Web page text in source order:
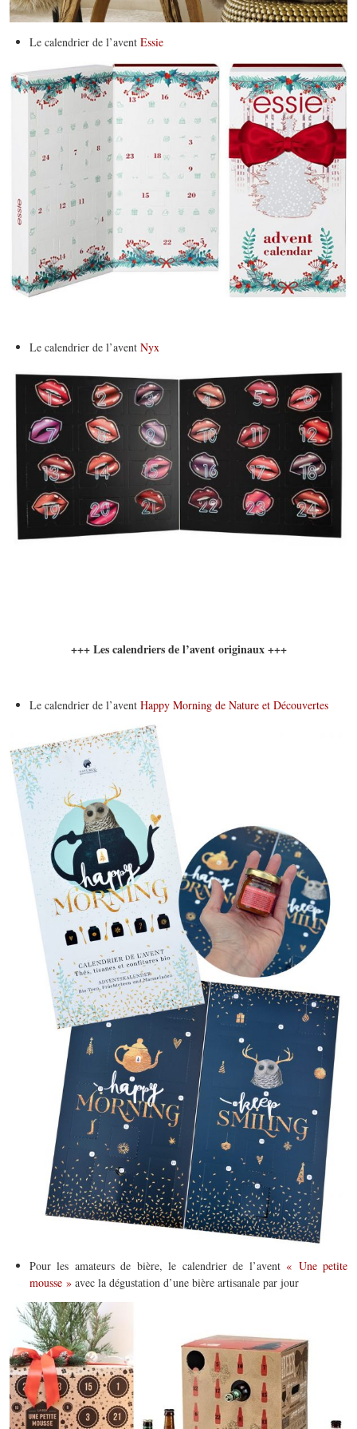
Le calendrier de l’avent Essie
Le calendrier de l’avent Nyx
+++ Les calendriers de l’avent originaux +++
Le calendrier de l’avent Happy Morning de Nature et Découvertes
Pour les amateurs de bière, le calendrier de l’avent « Une petite
mousse » avec la dégustation d’une bière artisanale par jour